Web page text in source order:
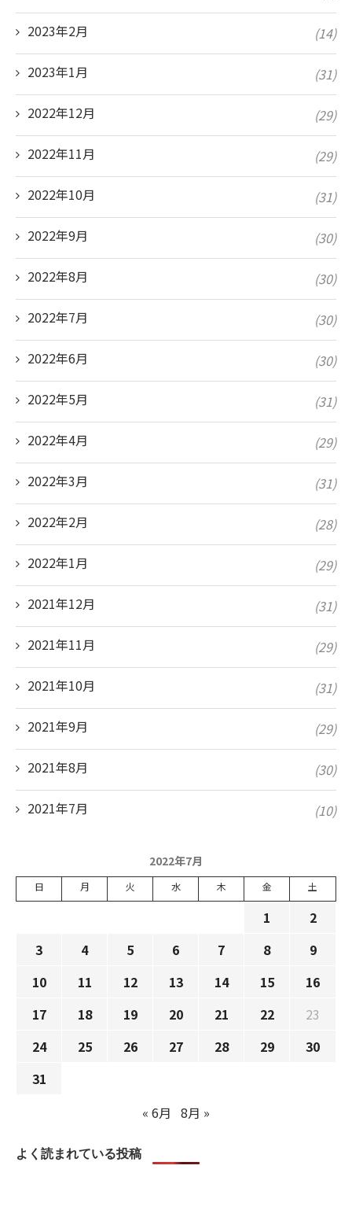
2023年2月 (14)
2023年1月 (31)
2022年12月 (29)
2022年11月 (29)
2022年10月 (31)
2022年9月 (30)
2022年8月 (30)
2022年7月 (30)
2022年6月 (30)
2022年5月 (31)
2022年4月 (29)
2022年3月 (31)
2022年2月 (28)
2022年1月 (29)
2021年12月 (31)
2021年11月 (29)
2021年10月 (31)
2021年9月 (29)
2021年8月 (30)
2021年7月 (10)
2022年7月
日 月 火 水 木 金 土
1
2
3
4 5 6 7 8
9
10
11 12 13 14 15
16
17
18 19 20 21 22
23
24
25 26 27 28 29
30
31
« 6月 8月 »
よく読まれている投稿